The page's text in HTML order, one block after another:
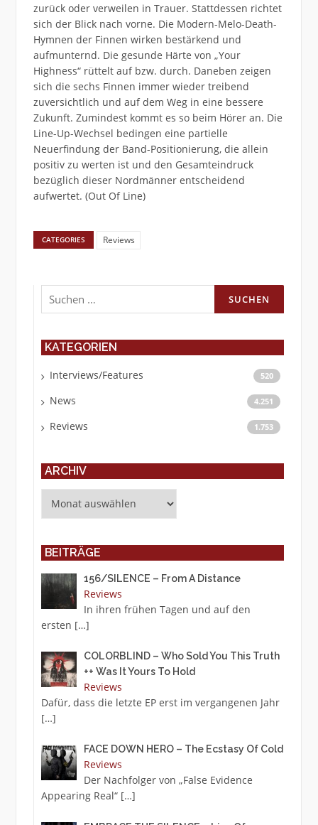
zurück oder verweilen in Trauer. Stattdessen richtet
sich der Blick nach vorne. Die Modern-Melo-Death-
Hymnen der Finnen wirken bestärkend und
aufmunternd. Die gesunde Härte von „Your
Highness“ rüttelt auf bzw. durch. Daneben zeigen
sich die sechs Finnen immer wieder treibend
zuversichtlich und auf dem Weg in eine bessere
Zukunft. Zumindest kommt es so beim Hörer an. Die
Line-Up-Wechsel bedingen eine partielle
Neuerfindung der Band-Positionierung, die allein
positiv zu werten ist und den Gesamteindruck
bezüglich dieser Nordmänner entscheidend
aufwertet. (Out Of Line)
CATEGORIES Reviews
Suchen
nach:
KATEGORIEN
Interviews/Features 520
News 4.251
Reviews 1.753
ARCHIV
BEITRÄGE
156/SILENCE – From A Distance
Reviews
In ihren frühen Tagen und auf den
ersten […]
COLORBLIND – Who Sold You This Truth
++ Was It Yours To Hold
Reviews
Dafür, dass die letzte EP erst im vergangenen Jahr
[…]
FACE DOWN HERO – The Ecstasy Of Cold
Reviews
Der Nachfolger von „False Evidence
Appearing Real“ […]